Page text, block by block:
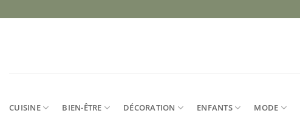
au
CUISINE BIEN-ÊTRE DÉCORATION ENFANTS MODE